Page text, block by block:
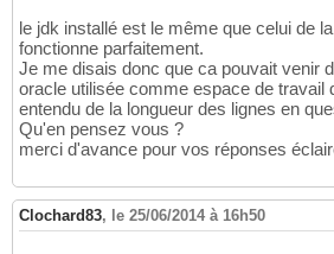
le jdk installé est le même que celui de
fonctionne parfaitement.
Je me disais donc que ca pouvait venir
oracle utilisée comme espace de travail
entendu de la longueur des lignes en
Qu'en pensez vous ?
merci d'avance pour vos réponses
Clochard83, le 25/06/2014 à 16h50